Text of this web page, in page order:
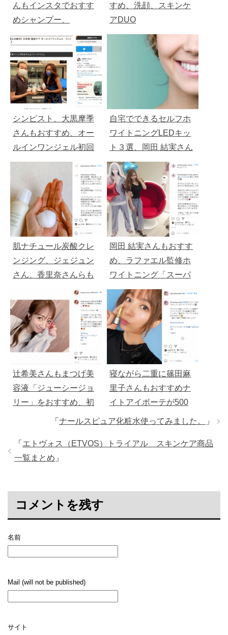
んもインスタでおすす
めシャンプー、
MEDULLA（メデュ
ラ）
すめ、洗顔、スキンケ
アDUO
シンピスト、大黒摩季
さんもおすすめ、オー
ルインワンジェル初回
１９８０円
自宅でできるセルフホ
ワイトニングLEDキッ
ト３選、岡田 結実さん
もおすすめ、ラファエ
ル監修が人気
肌ナチュール炭酸クレ
ンジング、ジェジュン
さん、香里奈さんらも
愛用「初回1,958円」
岡田 結実さんもおすす
め、ラファエル監修ホ
ワイトニング「スーパ
ーホワイトLV」WEB限
定6000円OFF
辻希美さんもまつげ美
容液「ジューシージョ
リー」をおすすめ、初
回２９８０円
寝ながら二重に篠田麻
里子さんもおすすめナ
イトアイボーテが500
円で
「 ナールスピュア化粧水使ってみました。 」
「 エトヴォス（ETVOS）トライアル スキンケア商品
一覧まとめ 」
コメントを残す
名前
Mail (will not be published)
サイト